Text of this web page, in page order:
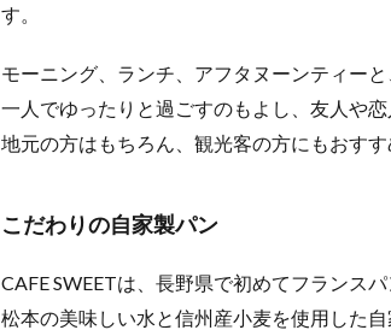
す。
モーニング、ランチ、アフタヌーンティー
一人でゆったりと過ごすのもよし、友人や
地元の方はもちろん、観光客の方にもおすす
こだわりの自家製パン
CAFE SWEETは、長野県で初めてフランス
松本の美味しい水と信州産小麦を使用した